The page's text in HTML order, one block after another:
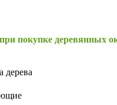
покупке деревянных
дерева